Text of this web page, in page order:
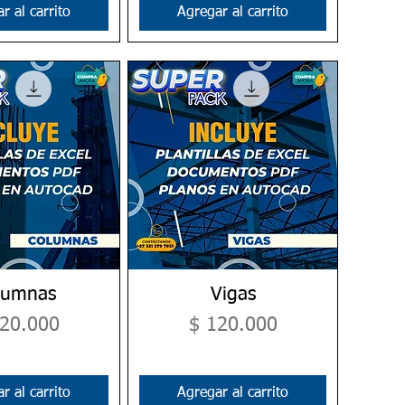
al carrito Agregar al carrito
rápida
al carrito
Vista rápida
Vigas
Precio
$ 120.000
Agregar al carrito